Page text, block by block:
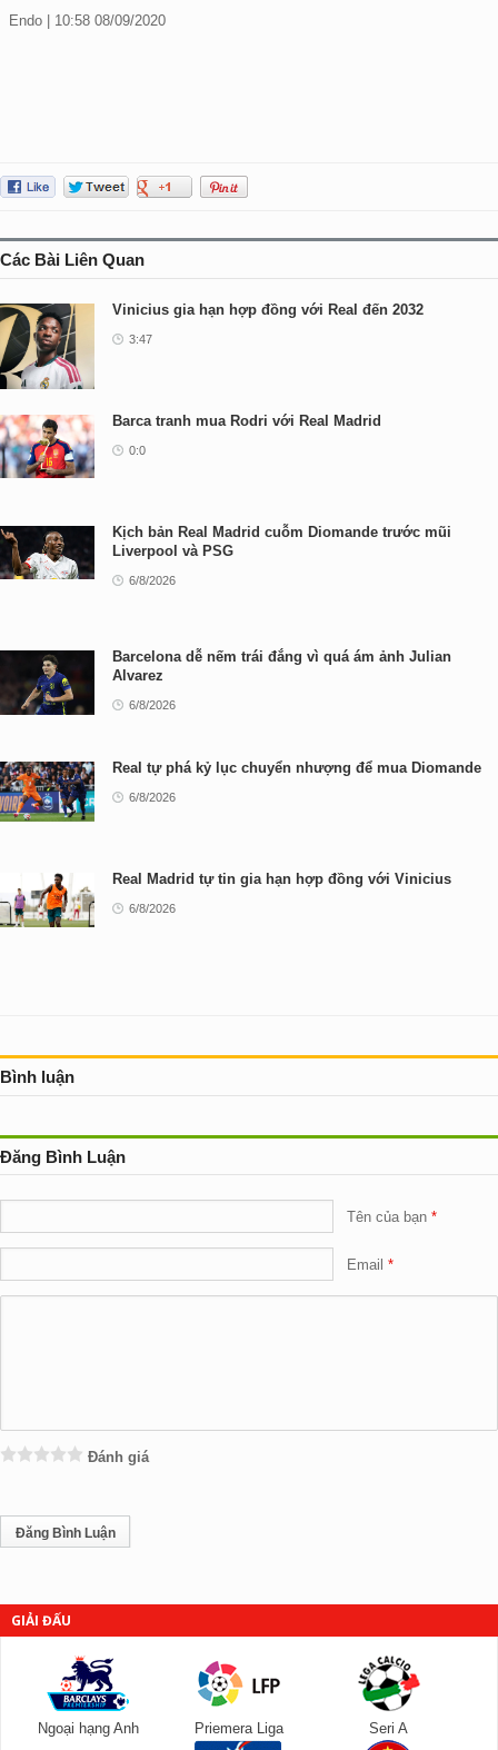
Endo | 10:58 08/09/2020
Các Bài Liên Quan
Vinicius gia hạn hợp đồng với Real đến 2032
3:47
Barca tranh mua Rodri với Real Madrid
0:0
Kịch bản Real Madrid cuỗm Diomande trước mũi
Liverpool và PSG
6/8/2026
Barcelona dễ nếm trái đắng vì quá ám ảnh Julian
Alvarez
6/8/2026
Real tự phá kỷ lục chuyển nhượng để mua Diomande
6/8/2026
Real Madrid tự tin gia hạn hợp đồng với Vinicius
6/8/2026
Bình luận
Đăng Bình Luận
Tên của bạn
Email
Đánh giá
GIẢI ĐẤU
Ngoại hạng Anh Priemera Liga Seri A